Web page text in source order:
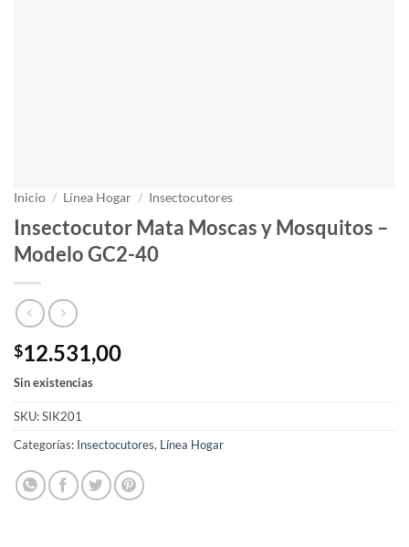
Inicio / Línea Hogar / Insectocutores
Insectocutor Mata Moscas y Mosquitos –
Modelo GC2-40
$12.531,00
Sin existencias
SKU:SIK201
Categorías: Insectocutores, Línea Hogar